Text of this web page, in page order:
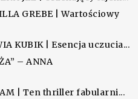
GREBE | Wartościowy
KUBIK | Esencja uczucia...
– ANNA
| Ten thriller fabularni...